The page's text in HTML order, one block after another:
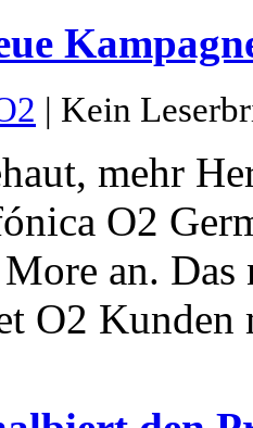
| Kein
mehr
O2
an.
O2 Kunden